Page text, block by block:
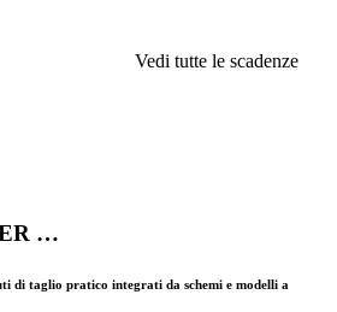
Vedi tutte le scadenze
…
di taglio pratico integrati da schemi e modelli a